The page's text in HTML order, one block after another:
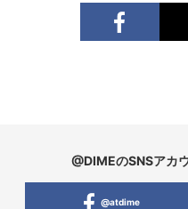
@DIMEのSNSアカ
@atdime